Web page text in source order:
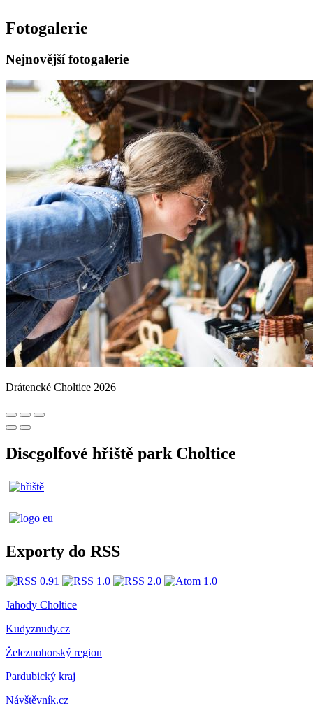
Fotogalerie
Nejnovější fotogalerie
Drátencké Choltice 2026
Discgolfové hřiště park Choltice
Exporty do RSS
Jahody Choltice
Kudyznudy.cz
Železnohorský region
Pardubický kraj
Návštěvník.cz